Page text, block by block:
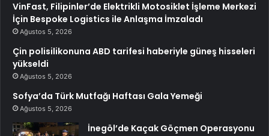
VinFast, Filipinler’de Elektrikli Motosiklet İşleme Merkezi
İçin Bespoke Logistics ile Anlaşma İmzaladı
Ağustos 5, 2026
Çin polisilikonuna ABD tarifesi haberiyle güneş hisseleri
yükseldi
Ağustos 5, 2026
Sofya’da Türk Mutfağı Haftası Gala Yemeği
Ağustos 5, 2026
İnegöl’de Kaçak Göçmen Operasyonu